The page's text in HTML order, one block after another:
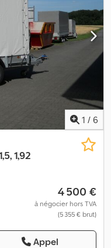
en aluminium
de tension, structure
lourd, amovible,
du plancher,
115,00 €), contrôle
inclus. Cedpfxji
1 / 6
1,92
4 500 €
à négocier hors TVA
(5 355 € brut)
Appel